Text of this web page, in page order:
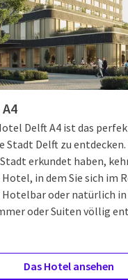
Delft A4 ist das
Stadt Delft zu entdecken.
erkundet haben,
in dem Sie sich im
oder natürlich
oder Suiten völlig
Das Hotel ansehen